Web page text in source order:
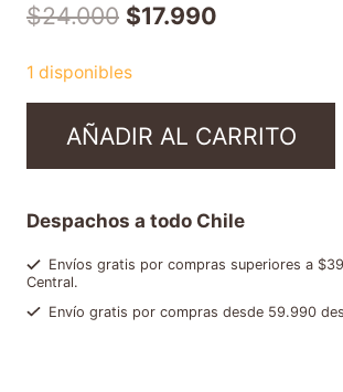
$24.000 $17.990
1 disponibles
AÑADIR AL CARRITO
Despachos a todo Chile
Envíos gratis por compras superiores a
Central.
Envío gratis por compras desde 59.990